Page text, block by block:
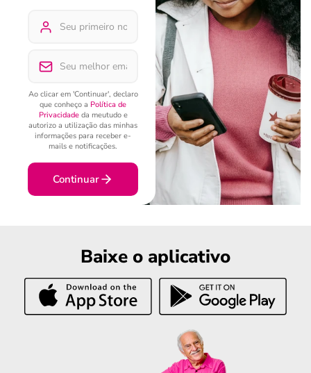
Ao clicar em 'Continuar', declaro
que conheço a Política de
Privacidadeda meutudo e
autorizo a utilização das minhas
informações para receber e-
mails e notificações.
Continuar
Baixe o aplicativo